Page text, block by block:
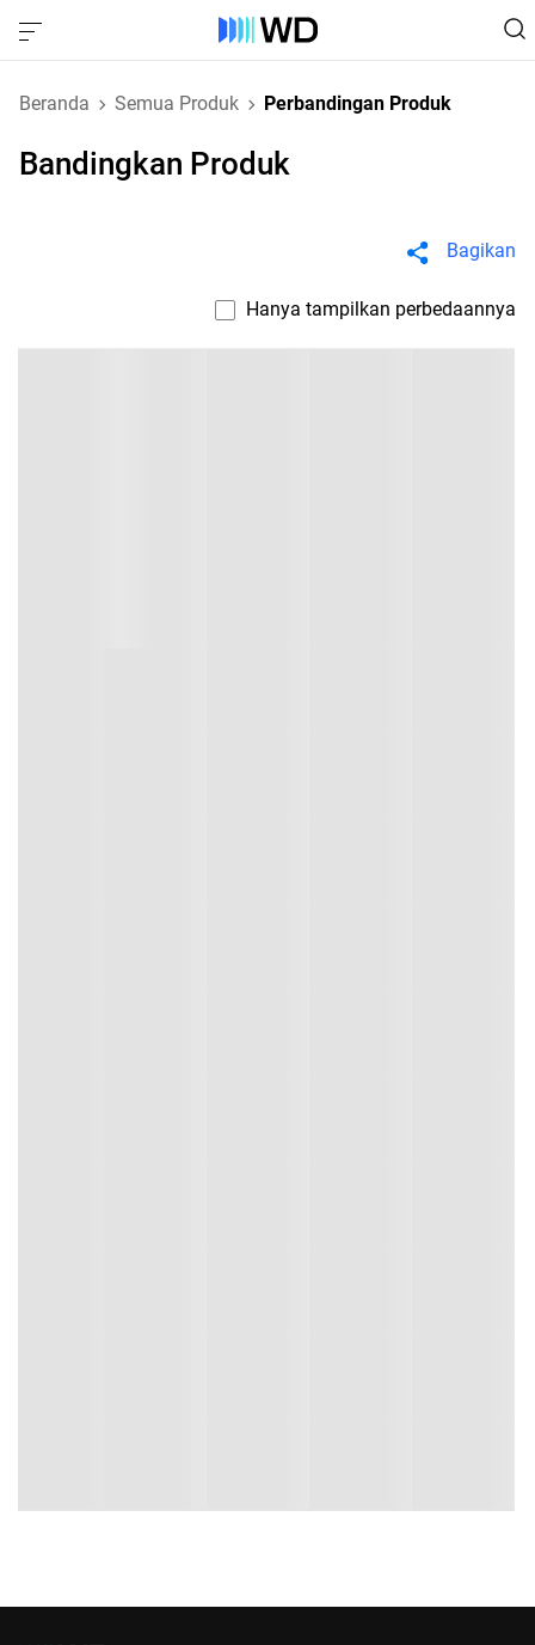
Beranda Semua Produk Perbandingan Produk
Bandingkan Produk
Bagikan
Hanya tampilkan perbedaannya